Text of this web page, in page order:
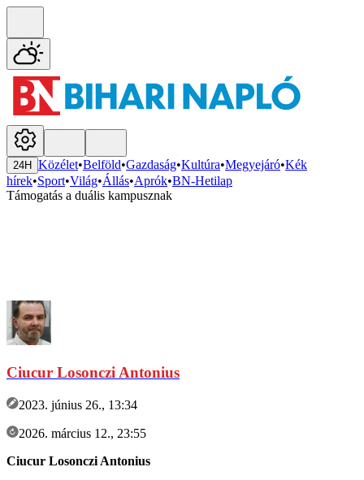
24H Közélet•Belföld•Gazdaság•Kultúra•Megyejáró•Kék
hírek•Sport•Világ•Állás•Aprók•BN-Hetilap
Támogatás a duális kampusznak
Ciucur Losonczi Antonius
2023. június 26., 13:34
2026. március 12., 23:55
Ciucur Losonczi Antonius